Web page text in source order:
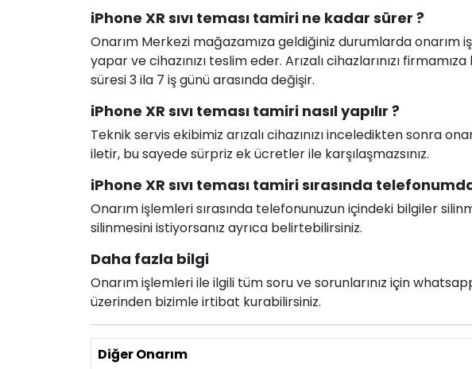
iPhone XR sıvı teması tamiri ne kadar sürer ?
Onarım Merkezi mağazamıza geldiğiniz durumlarda onarım
yapar ve cihazınızı teslim eder. Arızalı cihazlarınızı
süresi 3 ila 7 iş günü arasında değişir.
iPhone XR sıvı teması tamiri nasıl yapılır ?
Teknik servis ekibimiz arızalı cihazınızı inceledikten sonra
iletir, bu sayede sürpriz ek ücretler ile karşılaşmazsınız.
iPhone XR sıvı teması tamiri sırasında
Onarım işlemleri sırasında telefonunuzun içindeki bilgiler
silinmesini istiyorsanız ayrıca belirtebilirsiniz.
Daha fazla bilgi
Onarım işlemleri ile ilgili tüm soru ve sorunlarınız için
üzerinden bizimle irtibat kurabilirsiniz.
Diğer Onarım